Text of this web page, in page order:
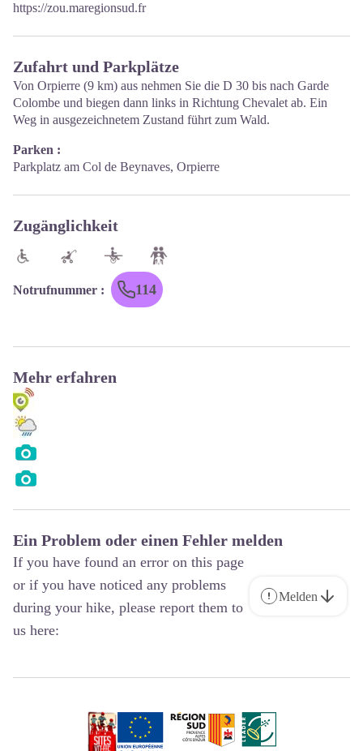
https://zou.maregionsud.fr
Zufahrt und Parkplätze
Von Orpierre (9 km) aus nehmen Sie die D 30 bis nach Garde
Colombe und biegen dann links in Richtung Chevalet ab. Ein
Weg in ausgezeichnetem Zustand führt zum Wald.
Parken :
Parkplatz am Col de Beynaves, Orpierre
Zugänglichkeit
Notrufnummer : 114
Mehr erfahren
Ein Problem oder einen Fehler melden
If you have found an error on this page
or if you have noticed any problems
during your hike, please report them to
us here:
Melden